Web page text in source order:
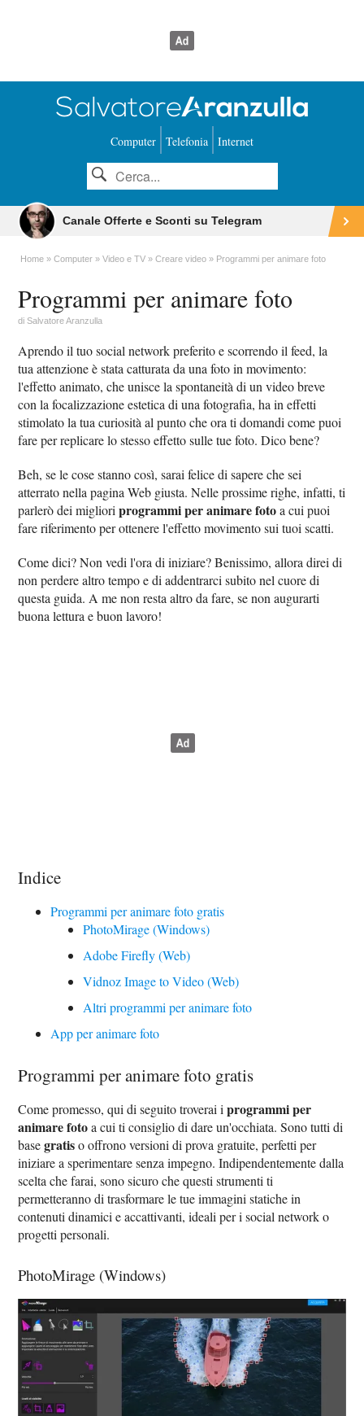
Computer Telefonia Internet
Canale Offerte e Sconti su Telegram
Home Computer Video e TV Creare video Programmi per animare foto
Programmi per animare foto
diSalvatore Aranzulla
Aprendo il tuo social network preferito e scorrendo il feed, la
tua attenzione è stata catturata da una foto in movimento:
l'effetto animato, che unisce la spontaneità di un video breve
con la focalizzazione estetica di una fotografia, ha in effetti
stimolato la tua curiosità al punto che ora ti domandi come puoi
fare per replicare lo stesso effetto sulle tue foto. Dico bene?
Beh, se le cose stanno così, sarai felice di sapere che sei
atterrato nella pagina Web giusta. Nelle prossime righe, infatti, ti
parlerò dei miglioriprogrammi per animare fotoa cui puoi
fare riferimento per ottenere l'effetto movimento sui tuoi scatti.
Come dici? Non vedi l'ora di iniziare? Benissimo, allora direi di
non perdere altro tempo e di addentrarci subito nel cuore di
questa guida. A me non resta altro da fare, se non augurarti
buona lettura e buon lavoro!
Indice
Programmi per animare foto gratis
PhotoMirage (Windows)
Adobe Firefly (Web)
Vidnoz Image to Video (Web)
Altri programmi per animare foto
App per animare foto
Programmi per animare foto gratis
Come promesso, qui di seguito troverai iprogrammi per
animare fotoa cui ti consiglio di dare un'occhiata. Sono tutti di
basegratiso offrono versioni di prova gratuite, perfetti per
iniziare a sperimentare senza impegno. Indipendentemente dalla
scelta che farai, sono sicuro che questi strumenti ti
permetteranno di trasformare le tue immagini statiche in
contenuti dinamici e accattivanti, ideali per i social network o
progetti personali.
PhotoMirage (Windows)